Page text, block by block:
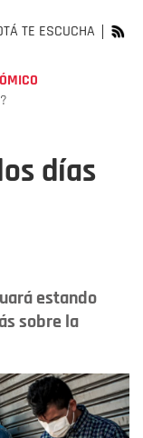
TE ESCUCHA
días
estando
sobre la